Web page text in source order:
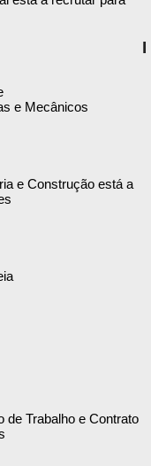
e Mecânicos
e Construção está a
I
de Trabalho e Contrato